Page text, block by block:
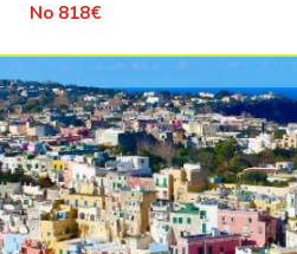
No 818€